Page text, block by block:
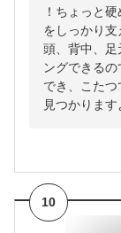
！ちょっと
をしっかり支
頭、背中、
ングできる
でき、こた
見つかります
10